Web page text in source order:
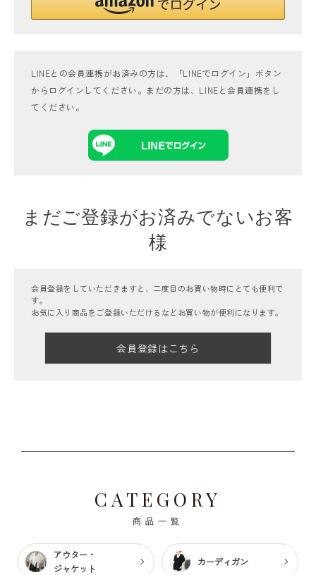
LINEとの会員連携がお済みの方は、「LINEでログイン」ボタン
からログインしてください。まだの方は、 LINEと会員連携をし
てください。
まだご登録がお済みでないお客
様
会員登録をしていただきますと、二度目のお買い物時にとても便利で
す。
お気に入り商品をご登録いただけるなどお買い物が便利になります。
会員登録はこちら
CATEGORY
商品一覧
アウター・
ジャケット
カーディガン